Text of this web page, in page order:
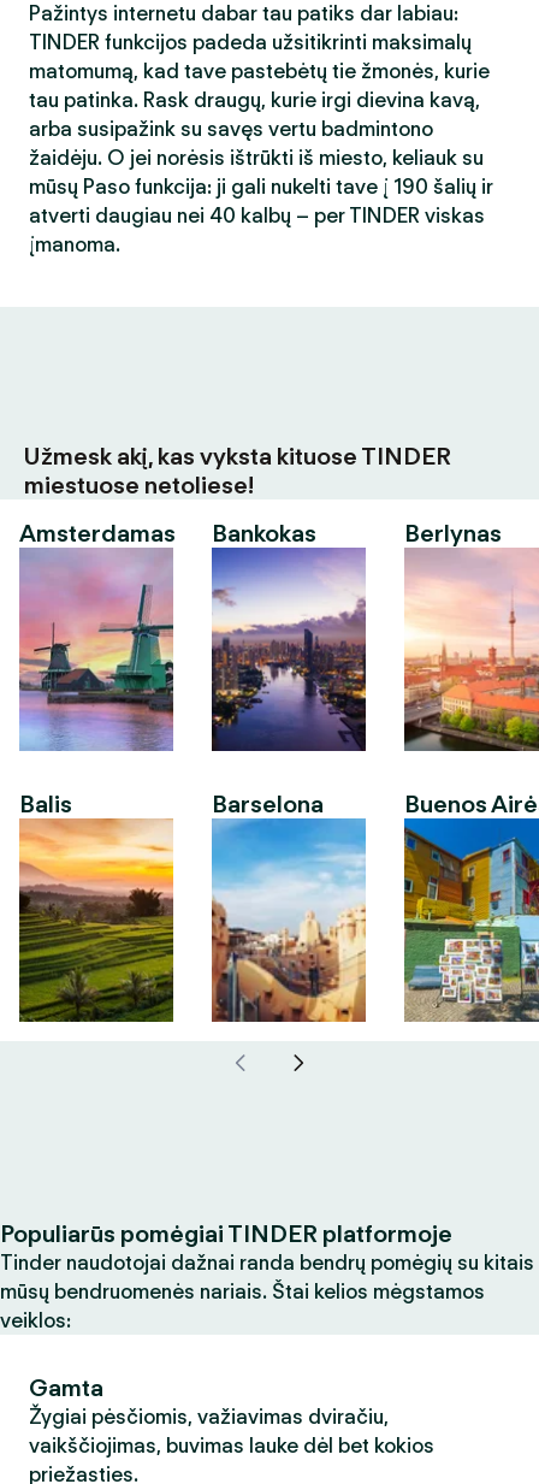
Pažintys internetu dabar tau patiks dar labiau:
TINDER funkcijos padeda užsitikrinti maksimalų
matomumą, kad tave pastebėtų tie žmonės, kurie
tau patinka. Rask draugų, kurie irgi dievina kavą,
arba susipažink su savęs vertu badmintono
žaidėju. O jei norėsis ištrūkti iš miesto, keliauk su
mūsų Paso funkcija: ji gali nukelti tave į 190 šalių ir
atverti daugiau nei 40 kalbų – per TINDER viskas
įmanoma.
Užmesk akį, kas vyksta kituose TINDER
miestuose netoliese!
Amsterdamas
Balis
Bankokas
Barselona
Berlynas
Buenos
Populiarūs pomėgiai TINDER platformoje
Tinder naudotojai dažnai randa bendrų pomėgių su kitais
mūsų bendruomenės nariais. Štai kelios mėgstamos
veiklos:
Gamta
Žygiai pėsčiomis, važiavimas dviračiu,
vaikščiojimas, buvimas lauke dėl bet kokios
priežasties.